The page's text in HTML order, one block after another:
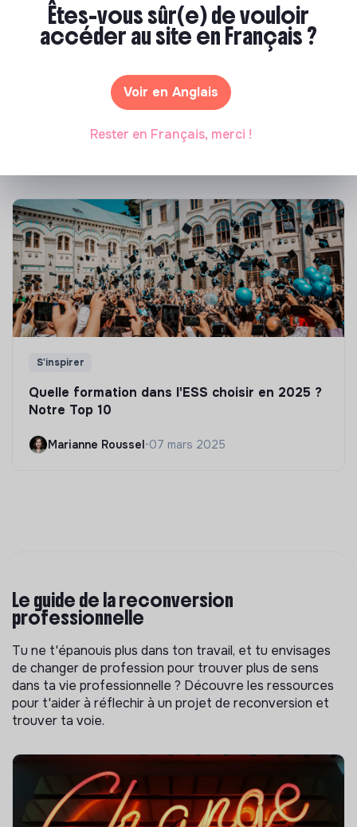
Top 8 des formations en rénovation
énergétique des bâtiments
Marianne Roussel • 21 janvier 2025
S'inspirer
Quelle formation dans l'ESS choisir en 2025 ?
Notre Top 10
Marianne Roussel•07 mars 2025
Le guide de la reconversion
professionnelle
Tu ne t'épanouis plus dans ton travail, et tu envisages
de changer de profession pour trouver plus de sens
dans ta vie professionnelle ? Découvre les ressources
pour t'aider à réflechir à un projet de reconversion et
trouver ta voie.
Êtes-vous sûr(e) de vouloir
accéder au site en Français ?
Voir en Anglais
Rester en Français, merci !